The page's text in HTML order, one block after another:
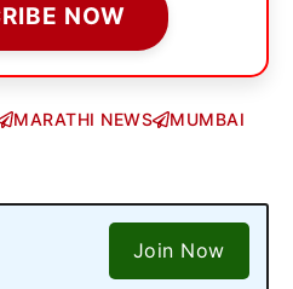
NOW
MARATHI NEWS
MUMBAI
Join Now